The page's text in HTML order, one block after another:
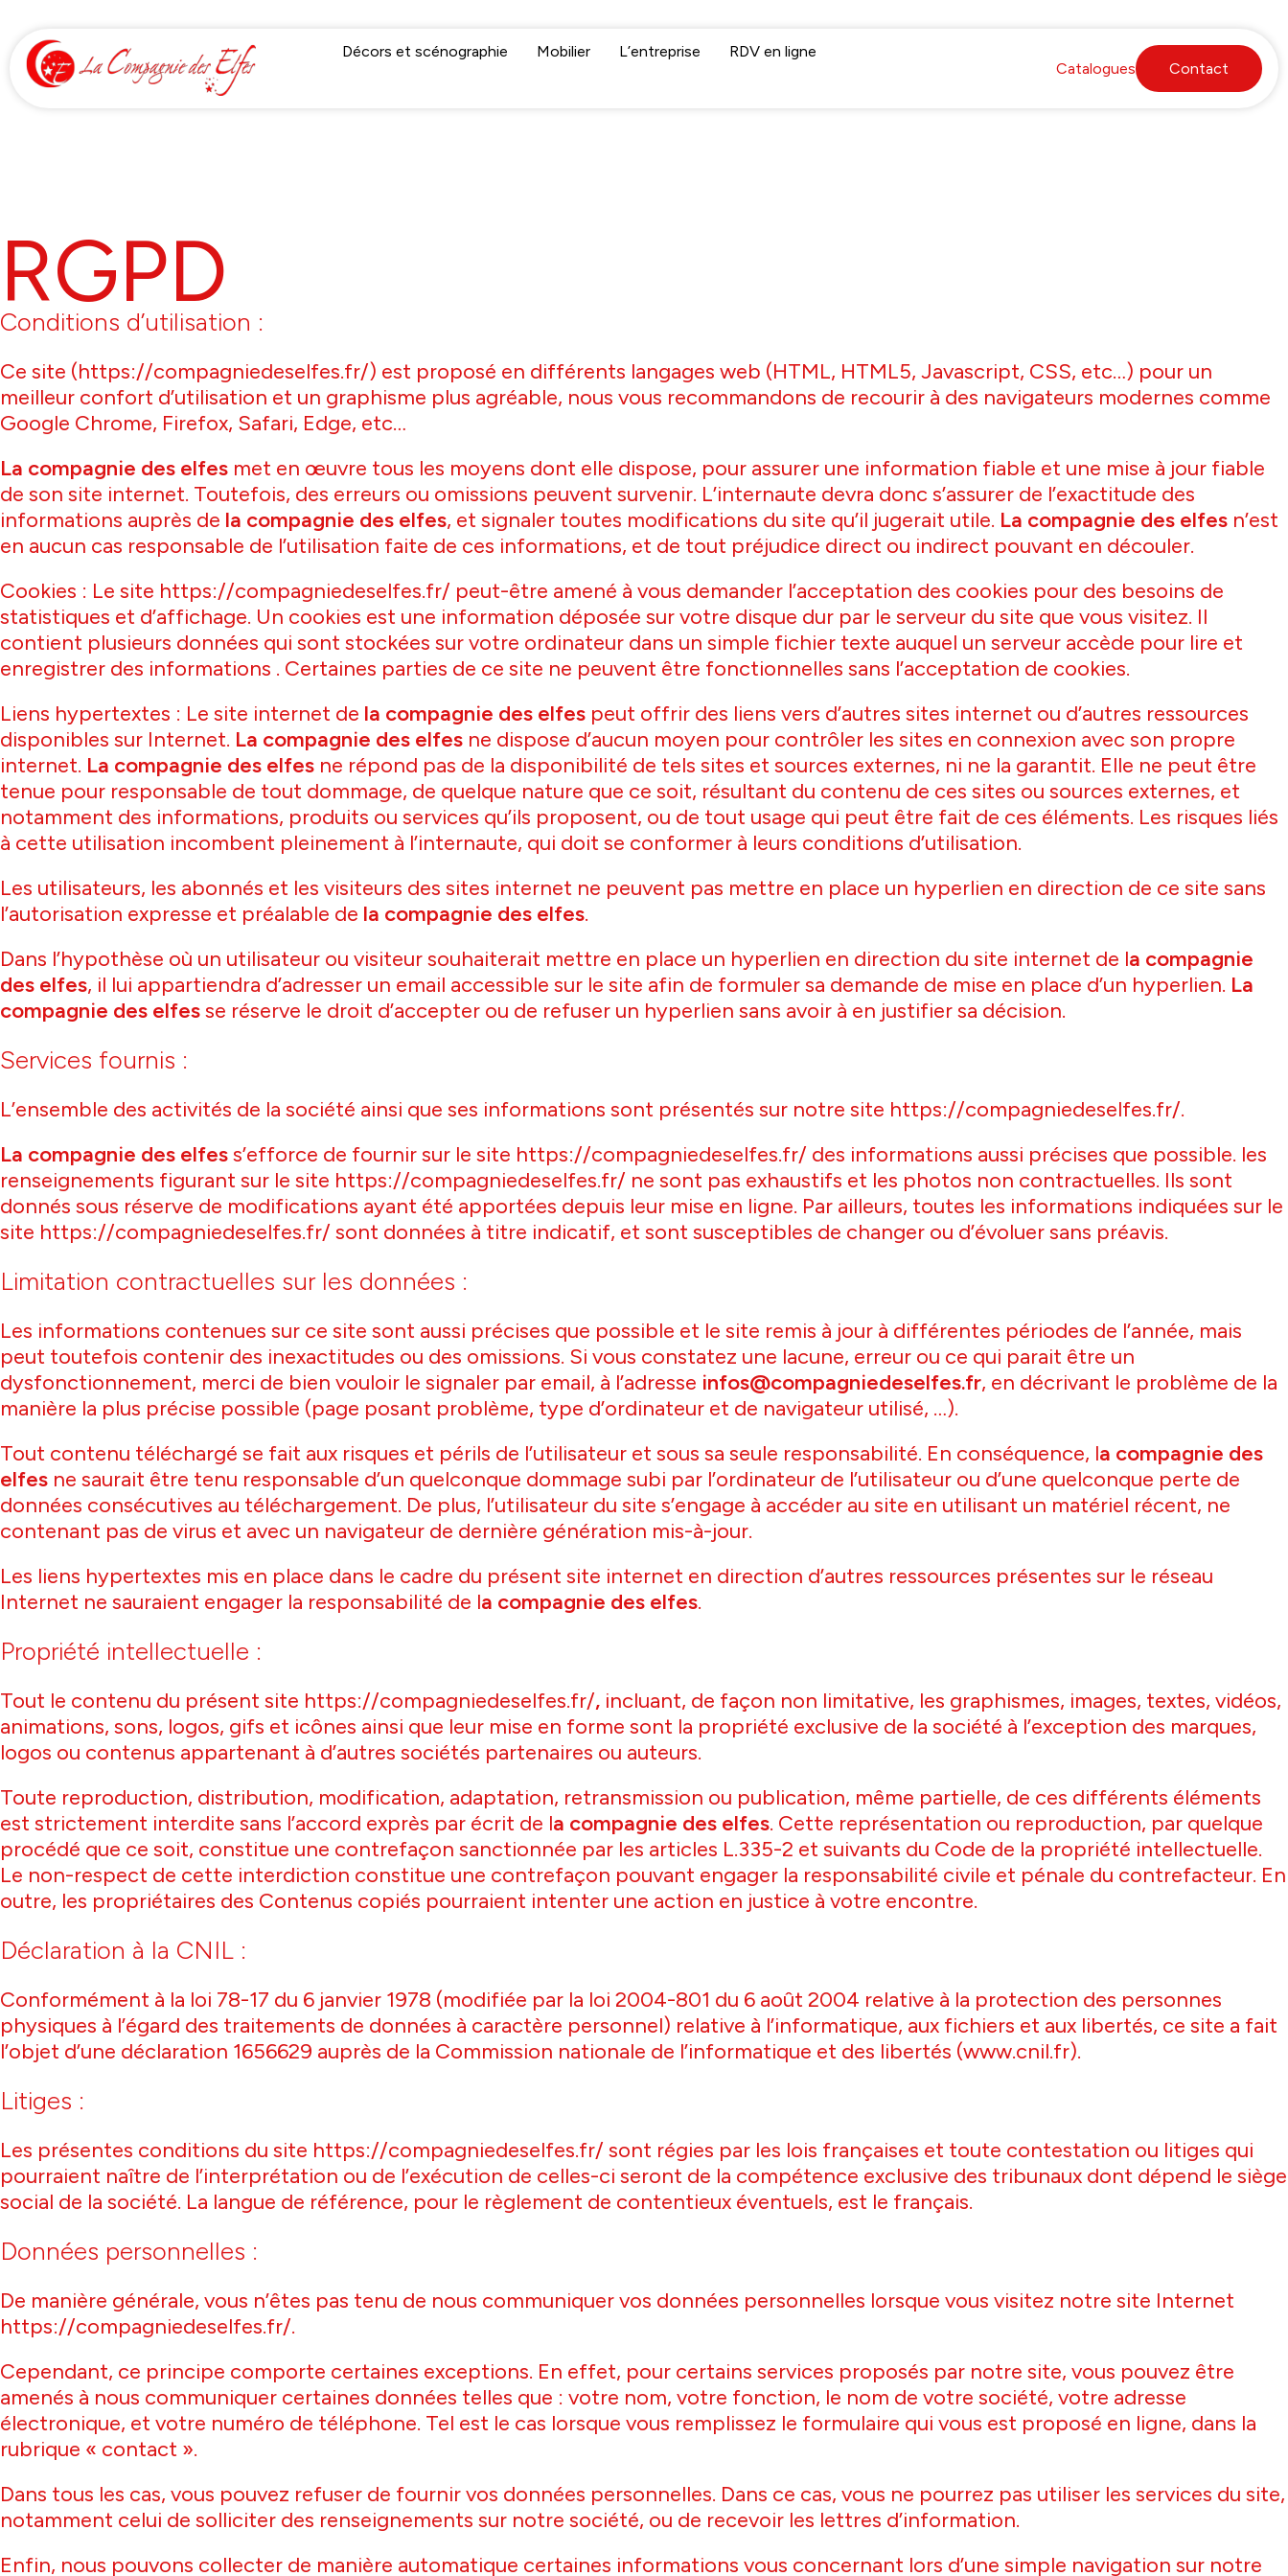
Décors et scénographie Mobilier L’entreprise
RDV en ligne
Catalogues
Contact
RGPD
Conditions d’utilisation :
Ce site (https://compagniedeselfes.fr/) est proposé en différents langages web (HTML, HTML5, Javascript, CSS, etc…) pour un
meilleur confort d’utilisation et un graphisme plus agréable, nous vous recommandons de recourir à des navigateurs modernes comme
Google Chrome, Firefox, Safari, Edge, etc…
La compagnie des elfes met en œuvre tous les moyens dont elle dispose, pour assurer une information fiable et une mise à jour fiable
de son site internet. Toutefois, des erreurs ou omissions peuvent survenir. L’internaute devra donc s’assurer de l’exactitude des
informations auprès de la compagnie des elfes, et signaler toutes modifications du site qu’il jugerait utile. La compagnie des elfes n’est
en aucun cas responsable de l’utilisation faite de ces informations, et de tout préjudice direct ou indirect pouvant en découler.
Cookies : Le site https://compagniedeselfes.fr/ peut-être amené à vous demander l’acceptation des cookies pour des besoins de
statistiques et d’affichage. Un cookies est une information déposée sur votre disque dur par le serveur du site que vous visitez. Il
contient plusieurs données qui sont stockées sur votre ordinateur dans un simple fichier texte auquel un serveur accède pour lire et
enregistrer des informations . Certaines parties de ce site ne peuvent être fonctionnelles sans l’acceptation de cookies.
Liens hypertextes : Le site internet de la compagnie des elfes peut offrir des liens vers d’autres sites internet ou d’autres ressources
disponibles sur Internet. La compagnie des elfes ne dispose d’aucun moyen pour contrôler les sites en connexion avec son propre
internet. La compagnie des elfes ne répond pas de la disponibilité de tels sites et sources externes, ni ne la garantit. Elle ne peut être
tenue pour responsable de tout dommage, de quelque nature que ce soit, résultant du contenu de ces sites ou sources externes, et
notamment des informations, produits ou services qu’ils proposent, ou de tout usage qui peut être fait de ces éléments. Les risques liés
à cette utilisation incombent pleinement à l’internaute, qui doit se conformer à leurs conditions d’utilisation.
Les utilisateurs, les abonnés et les visiteurs des sites internet ne peuvent pas mettre en place un hyperlien en direction de ce site sans
l’autorisation expresse et préalable de la compagnie des elfes.
Dans l’hypothèse où un utilisateur ou visiteur souhaiterait mettre en place un hyperlien en direction du site internet de la compagnie
des elfes, il lui appartiendra d’adresser un email accessible sur le site afin de formuler sa demande de mise en place d’un hyperlien. La
compagnie des elfesse réserve le droit d’accepter ou de refuser un hyperlien sans avoir à en justifier sa décision.
Services fournis :
L’ensemble des activités de la société ainsi que ses informations sont présentés sur notre site https://compagniedeselfes.fr/.
La compagnie des elfess’efforce de fournir sur le site https://compagniedeselfes.fr/ des informations aussi précises que possible. les
renseignements figurant sur le site https://compagniedeselfes.fr/ ne sont pas exhaustifs et les photos non contractuelles. Ils sont
donnés sous réserve de modifications ayant été apportées depuis leur mise en ligne. Par ailleurs, toutes les informations indiquées sur le
site https://compagniedeselfes.fr/ sont données à titre indicatif, et sont susceptibles de changer ou d’évoluer sans préavis.
Limitation contractuelles sur les données :
Les informations contenues sur ce site sont aussi précises que possible et le site remis à jour à différentes périodes de l’année, mais
peut toutefois contenir des inexactitudes ou des omissions. Si vous constatez une lacune, erreur ou ce qui parait être un
dysfonctionnement, merci de bien vouloir le signaler par email, à l’adresse infos@compagniedeselfes.fr, en décrivant le problème de la
manière la plus précise possible (page posant problème, type d’ordinateur et de navigateur utilisé, …).
Tout contenu téléchargé se fait aux risques et périls de l’utilisateur et sous sa seule responsabilité. En conséquence, la compagnie des
elfes ne saurait être tenu responsable d’un quelconque dommage subi par l’ordinateur de l’utilisateur ou d’une quelconque perte de
données consécutives au téléchargement. De plus, l’utilisateur du site s’engage à accéder au site en utilisant un matériel récent, ne
contenant pas de virus et avec un navigateur de dernière génération mis-à-jour.
Les liens hypertextes mis en place dans le cadre du présent site internet en direction d’autres ressources présentes sur le réseau
Internet ne sauraient engager la responsabilité de la compagnie des elfes.
Propriété intellectuelle :
Tout le contenu du présent site https://compagniedeselfes.fr/, incluant, de façon non limitative, les graphismes, images, textes, vidéos,
animations, sons, logos, gifs et icônes ainsi que leur mise en forme sont la propriété exclusive de la société à l’exception des marques,
logos ou contenus appartenant à d’autres sociétés partenaires ou auteurs.
Toute reproduction, distribution, modification, adaptation, retransmission ou publication, même partielle, de ces différents éléments
est strictement interdite sans l’accord exprès par écrit de la compagnie des elfes. Cette représentation ou reproduction, par quelque
procédé que ce soit, constitue une contrefaçon sanctionnée par les articles L.335-2 et suivants du Code de la propriété intellectuelle.
Le non-respect de cette interdiction constitue une contrefaçon pouvant engager la responsabilité civile et pénale du contrefacteur. En
outre, les propriétaires des Contenus copiés pourraient intenter une action en justice à votre encontre.
Déclaration à la CNIL :
Conformément à la loi 78-17 du 6 janvier 1978 (modifiée par la loi 2004-801 du 6 août 2004 relative à la protection des personnes
physiques à l’égard des traitements de données à caractère personnel) relative à l’informatique, aux fichiers et aux libertés, ce site a fait
l’objet d’une déclaration 1656629 auprès de la Commission nationale de l’informatique et des libertés (www.cnil.fr).
Litiges :
Les présentes conditions du site https://compagniedeselfes.fr/ sont régies par les lois françaises et toute contestation ou litiges qui
pourraient naître de l’interprétation ou de l’exécution de celles-ci seront de la compétence exclusive des tribunaux dont dépend le siège
social de la société. La langue de référence, pour le règlement de contentieux éventuels, est le français.
Données personnelles :
De manière générale, vous n’êtes pas tenu de nous communiquer vos données personnelles lorsque vous visitez notre site Internet
https://compagniedeselfes.fr/.
Cependant, ce principe comporte certaines exceptions. En effet, pour certains services proposés par notre site, vous pouvez être
amenés à nous communiquer certaines données telles que : votre nom, votre fonction, le nom de votre société, votre adresse
électronique, et votre numéro de téléphone. Tel est le cas lorsque vous remplissez le formulaire qui vous est proposé en ligne, dans la
rubrique « contact ».
Dans tous les cas, vous pouvez refuser de fournir vos données personnelles. Dans ce cas, vous ne pourrez pas utiliser les services du site,
notamment celui de solliciter des renseignements sur notre société, ou de recevoir les lettres d’information.
Enfin, nous pouvons collecter de manière automatique certaines informations vous concernant lors d’une simple navigation sur notre